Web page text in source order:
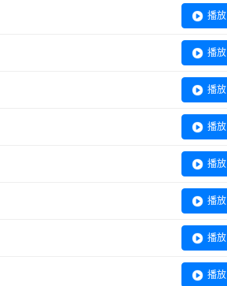
播放
播放
播放
播放
播放
播放
播放
播放